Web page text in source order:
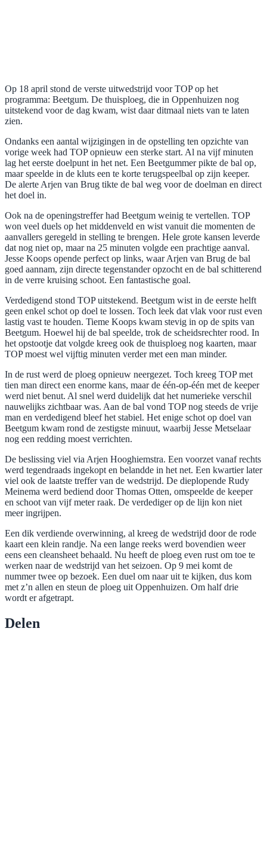
Op 18 april stond de verste uitwedstrijd voor TOP op het
programma: Beetgum. De thuisploeg, die in Oppenhuizen nog
uitstekend voor de dag kwam, wist daar ditmaal niets van te laten
zien.
Ondanks een aantal wijzigingen in de opstelling ten opzichte van
vorige week had TOP opnieuw een sterke start. Al na vijf minuten
lag het eerste doelpunt in het net. Een Beetgummer pikte de bal op,
maar speelde in de kluts een te korte terugspeelbal op zijn keeper.
De alerte Arjen van Brug tikte de bal weg voor de doelman en direct
het doel in.
Ook na de openingstreffer had Beetgum weinig te vertellen. TOP
won veel duels op het middenveld en wist vanuit die momenten de
aanvallers geregeld in stelling te brengen. Hele grote kansen leverde
dat nog niet op, maar na 25 minuten volgde een prachtige aanval.
Jesse Koops opende perfect op links, waar Arjen van Brug de bal
goed aannam, zijn directe tegenstander opzocht en de bal schitterend
in de verre kruising schoot. Een fantastische goal.
Verdedigend stond TOP uitstekend. Beetgum wist in de eerste helft
geen enkel schot op doel te lossen. Toch leek dat vlak voor rust even
lastig vast te houden. Tieme Koops kwam stevig in op de spits van
Beetgum. Hoewel hij de bal speelde, trok de scheidsrechter rood. In
het opstootje dat volgde kreeg ook de thuisploeg nog kaarten, maar
TOP moest wel vijftig minuten verder met een man minder.
In de rust werd de ploeg opnieuw neergezet. Toch kreeg TOP met
tien man direct een enorme kans, maar de één-op-één met de keeper
werd niet benut. Al snel werd duidelijk dat het numerieke verschil
nauwelijks zichtbaar was. Aan de bal vond TOP nog steeds de vrije
man en verdedigend bleef het stabiel. Het enige schot op doel van
Beetgum kwam rond de zestigste minuut, waarbij Jesse Metselaar
nog een redding moest verrichten.
De beslissing viel via Arjen Hooghiemstra. Een voorzet vanaf rechts
werd tegendraads ingekopt en belandde in het net. Een kwartier later
viel ook de laatste treffer van de wedstrijd. De dieplopende Rudy
Meinema werd bediend door Thomas Otten, omspeelde de keeper
en schoot van vijf meter raak. De verdediger op de lijn kon niet
meer ingrijpen.
Een dik verdiende overwinning, al kreeg de wedstrijd door de rode
kaart een klein randje. Na een lange reeks werd bovendien weer
eens een cleansheet behaald. Nu heeft de ploeg even rust om toe te
werken naar de wedstrijd van het seizoen. Op 9 mei komt de
nummer twee op bezoek. Een duel om naar uit te kijken, dus kom
met z’n allen en steun de ploeg uit Oppenhuizen. Om half drie
wordt er afgetrapt.
Delen